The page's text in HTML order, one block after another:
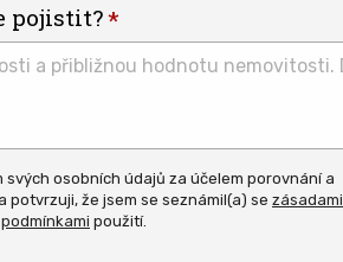
pojistit?
svých osobních údajů za účelem porovnání a
že jsem se seznámil(a) se zásadami
podmínkami použití.